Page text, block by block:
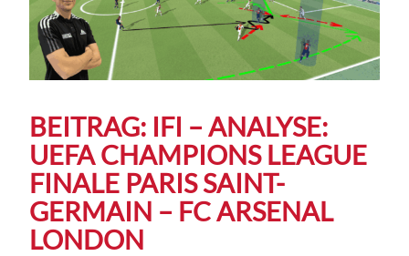
BEITRAG: IFI – ANALYSE:
UEFA CHAMPIONS LEAGUE
FINALE PARIS SAINT-
GERMAIN – FC ARSENAL
LONDON